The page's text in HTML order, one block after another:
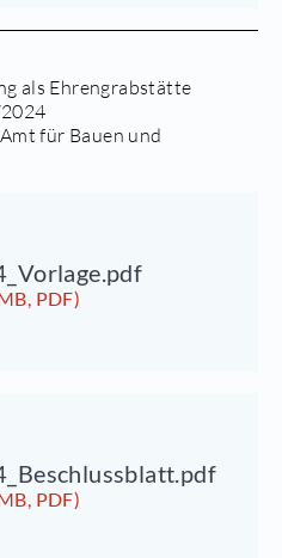
als Ehrengrabstätte
für Bauen und
PDF)
PDF)